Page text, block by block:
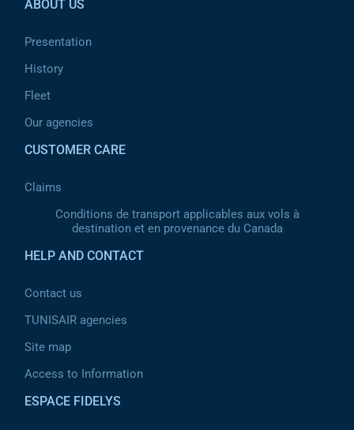
ABOUT US
Presentation
History
Fleet
Our agencies
CUSTOMER CARE
Claims
Conditions de transport applicables aux vols à
destination et en provenance du Canada
HELP AND CONTACT
Contact us
TUNISAIR agencies
Site map
Access to Information
ESPACE FIDELYS